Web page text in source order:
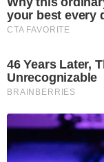
your best every
CTA FAVORITE
46 Years Later,
Unrecognizable
BRAINBERRIES